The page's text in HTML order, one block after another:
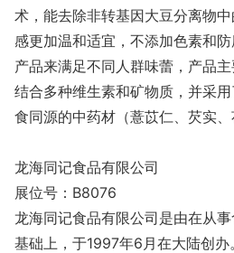
术，能去除非转基因大豆分离物
感更加温和适宜，不添加色素和
产品来满足不同人群味蕾，产品
结合多种维生素和矿物质，并采
食同源的中药材（薏苡仁、芡实、
龙海同记食品有限公司
展位号：B8076
龙海同记食品有限公司是由在从
基础上，于1997年6月在大陆创